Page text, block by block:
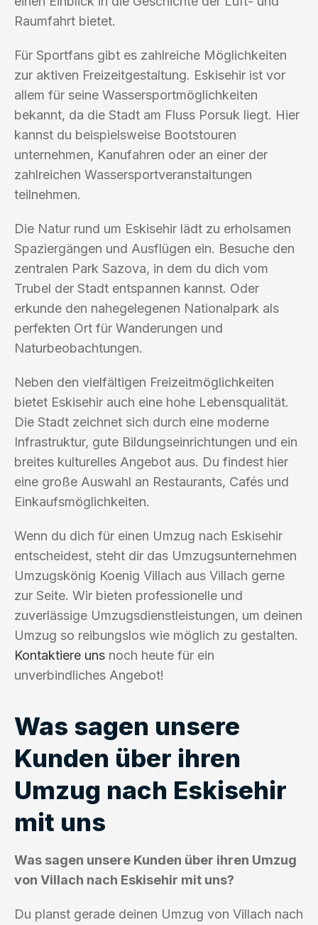
Raumfahrt bietet.
Für Sportfans gibt es zahlreiche Möglichkeiten
zur aktiven Freizeitgestaltung. Eskisehir ist vor
allem für seine Wassersportmöglichkeiten
bekannt, da die Stadt am Fluss Porsuk liegt. Hier
kannst du beispielsweise Bootstouren
unternehmen, Kanufahren oder an einer der
zahlreichen Wassersportveranstaltungen
teilnehmen.
Die Natur rund um Eskisehir lädt zu erholsamen
Spaziergängen und Ausflügen ein. Besuche den
zentralen Park Sazova, in dem du dich vom
Trubel der Stadt entspannen kannst. Oder
erkunde den nahegelegenen Nationalpark als
perfekten Ort für Wanderungen und
Naturbeobachtungen.
Neben den vielfältigen Freizeitmöglichkeiten
bietet Eskisehir auch eine hohe Lebensqualität.
Die Stadt zeichnet sich durch eine moderne
Infrastruktur, gute Bildungseinrichtungen und ein
breites kulturelles Angebot aus. Du findest hier
eine große Auswahl an Restaurants, Cafés und
Einkaufsmöglichkeiten.
Wenn du dich für einen Umzug nach Eskisehir
entscheidest, steht dir das Umzugsunternehmen
Umzugskönig Koenig Villach aus Villach gerne
zur Seite. Wir bieten professionelle und
zuverlässige Umzugsdienstleistungen, um deinen
Umzug so reibungslos wie möglich zu gestalten.
Kontaktiere uns noch heute für ein
unverbindliches Angebot!
Was sagen unsere
Kunden über ihren
Umzug nach Eskisehir
mit uns
Was sagen unsere Kunden über ihren Umzug
von Villach nach Eskisehir mit uns?
Du planst gerade deinen Umzug von Villach nach